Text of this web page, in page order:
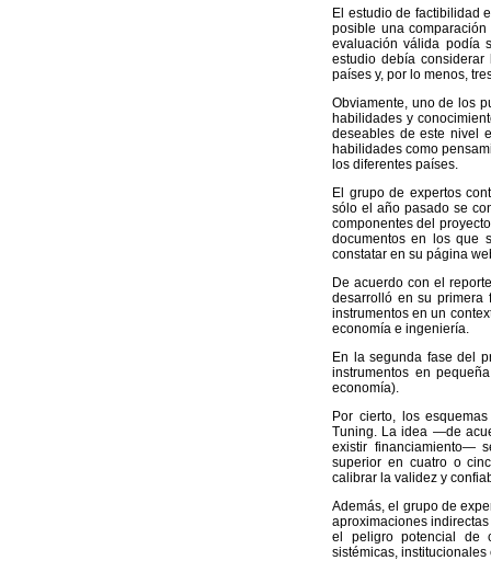
El estudio de factibilidad
posible una
evaluación válida podía
estudio debía
países y, por lo menos,
Obviamente, uno de los
habilidades y
deseables de este nivel
habilidades como
los diferentes países.
El grupo de expertos
sólo el año pasado se
componentes del
documentos en los que
constatar en su página
De acuerdo con el
desarrolló en su primera
instrumentos en un
economía e ingeniería.
En la segunda fase del
instrumentos en
economía).
Por cierto, los
Tuning. La idea —de
existir financiamiento—
superior en cuatro o
calibrar la validez y
Además, el grupo de
aproximaciones
el peligro potencial de
sistémicas, institucionales